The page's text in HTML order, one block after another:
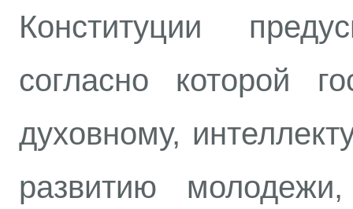
Конституции
согласно которой
духовному,
развитию